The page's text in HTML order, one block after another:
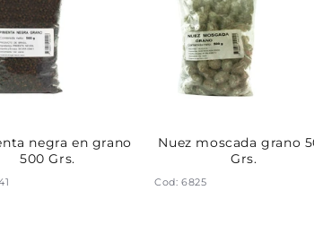
negra en grano
500 Grs.
Nuez moscada grano
Grs.
Cod: 6825